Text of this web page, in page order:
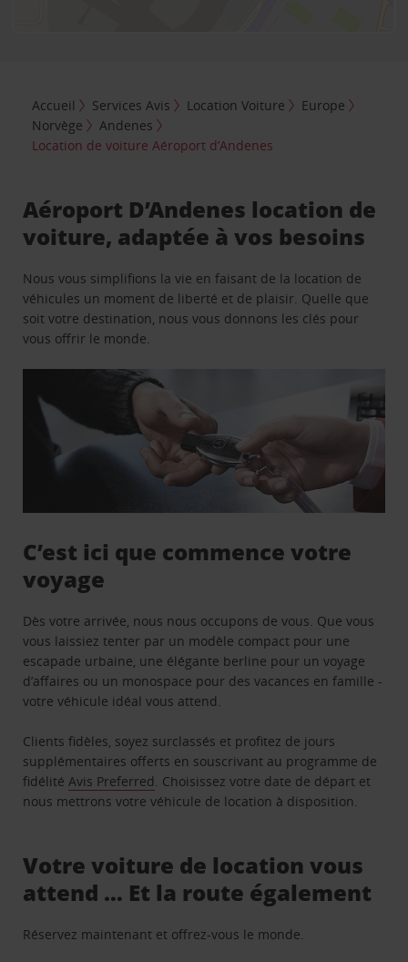
Accueil Services Avis Location Voiture
Europe
Norvège
Andenes
Location de voiture Aéroport d’Andenes
Aéroport D’Andenes location de
voiture, adaptée à vos besoins
Nous vous simplifions la vie en faisant de la location de
véhicules un moment de liberté et de plaisir. Quelle que
soit votre destination, nous vous donnons les clés pour
vous offrir le monde.
C’est ici que commence votre
voyage
Dès votre arrivée, nous nous occupons de vous. Que vous
vous laissiez tenter par un modèle compact pour une
escapade urbaine, une élégante berline pour un voyage
d’affaires ou un monospace pour des vacances en famille -
votre véhicule idéal vous attend.
Clients fidèles, soyez surclassés et profitez de jours
supplémentaires offerts en souscrivant au programme de
fidélitéAvis Preferred. Choisissez votre date de départ et
nous mettrons votre véhicule de location à disposition.
Votre voiture de location vous
attend … Et la route également
Réservez maintenant et offrez-vous le monde.